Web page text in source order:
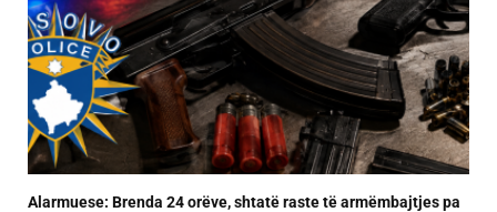
Alarmuese: Brenda 24 orëve, shtatë raste të armëmbajtjes pa